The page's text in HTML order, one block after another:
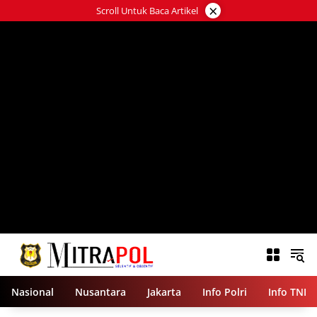
ke
Scroll Untuk Baca Artikel ×
Nasional Nusantara Jakarta Info Polri Info TNI